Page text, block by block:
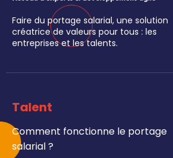
Faire du portage salarial, une solution
créatrice de valeurs pour tous : les
entreprises et les talents.
Talent
Comment fonctionne le portage
salarial ?